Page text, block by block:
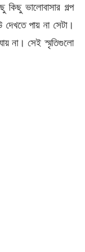
কিছু ভালোবাসার গল্প
পায় না সেটা।
না। সেই স্মৃতিগুলো